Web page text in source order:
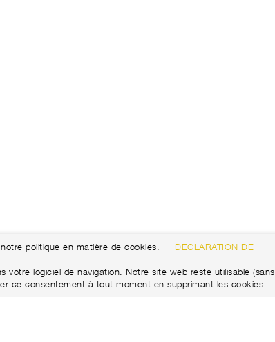
politique en matière de cookies.
DÉCLARATION DE
logiciel de navigation. Notre site web reste utilisable (sans
ce consentement à tout moment en supprimant les cookies.